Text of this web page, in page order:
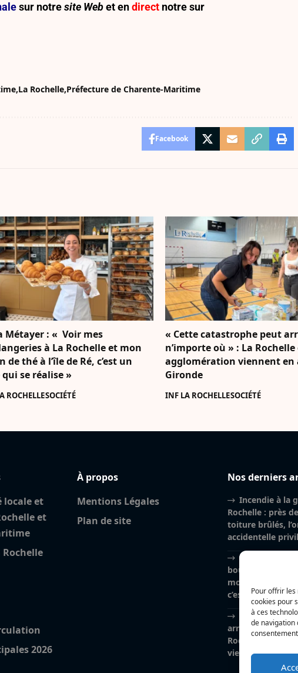
Pour offrir les
cookies pour
à ces
de navigation
sur notresite Webet endirect notre sur
La Rochelle Préfecture de Charente-Maritime
Facebook
Métayer : « Voir mes
à La Rochelle et mon
de thé à l’île de Ré, c’est un
qui se réalise »
ROCHELLESOCIÉTÉ
« Cette catastrophe peut
n’importe où » : La Rochelle
agglomération viennent en
Gironde
INF LA ROCHELLESOCIÉTÉ
locale et
et
Rochelle
2026
À propos
Mentions Légales
Plan de site
Nos derniers
Incendie à la
Rochelle : près
toiture brûlés,
accidentelle
Nina Métayer
boulangeries à
mon salon de thé
c’est un rêve qui
« Cette
arriver n’importe
Rochelle et son
viennent en aide